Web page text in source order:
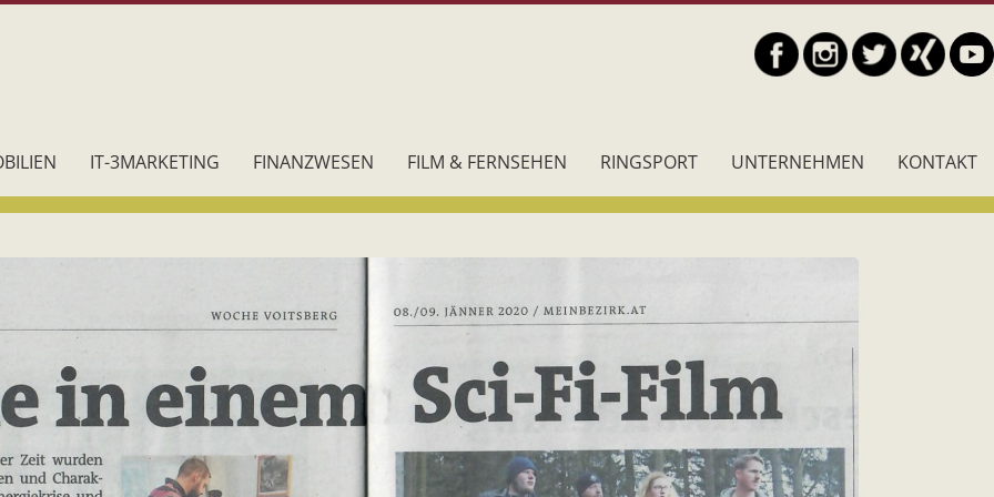
IT-3MARKETING FINANZWESEN FILM & FERNSEHEN RINGSPORT UNTERNEHMEN KONTAKT